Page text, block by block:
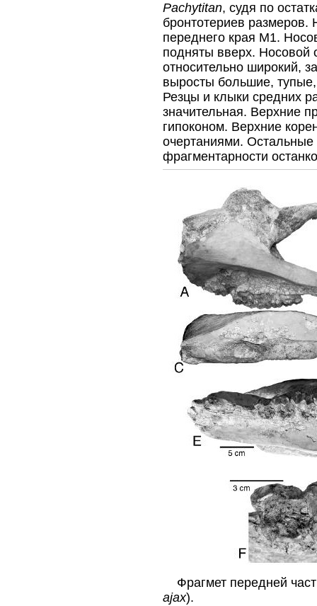
Pachytitan, судя по
бронтотериев размеров.
переднего края М1.
подняты вверх. Носовой
относительно широкий,
выросты большие,
Резцы и клыки средних
значительная. Верхние
гипоконом. Верхние
очертаниями.
фрагментарности
Фрагмет передней
ajax).